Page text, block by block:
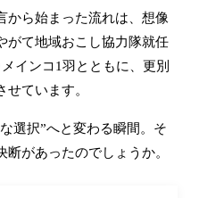
から始まった流れは、想像
がて地域おこし協力隊就任
インコ1羽とともに、更別
ています。
選択”へと変わる瞬間。そ
があったのでしょうか。